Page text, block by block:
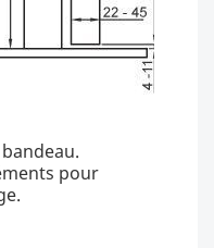
pour